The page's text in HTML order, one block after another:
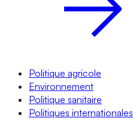
Politique agricole
Environnement
Politique sanitaire
Politiques internationales